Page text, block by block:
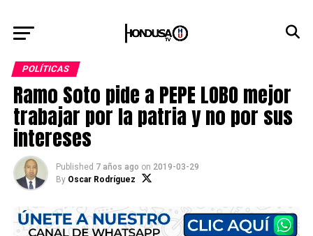
POLÍTICAS
Ramo Soto pide a PEPE LOBO mejor
trabajar por la patria y no por sus
intereses
Published 7 años ago on 2019-03-29
By Oscar Rodríguez